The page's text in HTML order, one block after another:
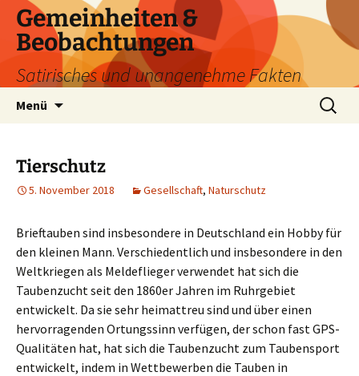
Zum
Inhalt
springen
Gemeinheiten &
Beobachtungen
Satirisches und unangenehme Fakten
Menü
Suchen
nach:
Tierschutz
5. November 2018 Gesellschaft, Naturschutz
Brieftauben sind insbesondere in Deutschland ein Hobby für
den kleinen Mann. Verschiedentlich und insbesondere in den
Weltkriegen als Meldeflieger verwendet hat sich die
Taubenzucht seit den 1860er Jahren im Ruhrgebiet
entwickelt. Da sie sehr heimattreu sind und über einen
hervorragenden Ortungssinn verfügen, der schon fast GPS-
Qualitäten hat, hat sich die Taubenzucht zum Taubensport
entwickelt, indem in Wettbewerben die Tauben in